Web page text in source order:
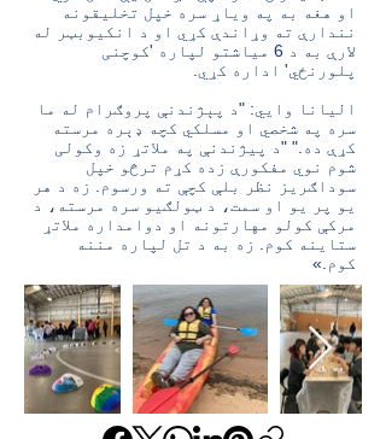
او هغه به په ویاړ سره خپل تخلیقونه
نندارې ته وړاندې کړي او د انکیوبټر له
لارې به د 6 میاشتو لپاره 'کوچنی
پلورنځي' اداره کړي.
الیانا وايي: "د پېژندنې پروګرام له ما
سره په شخصي او مسلکي کچه ډېره مرسته
کړې ده." "د پیژندنې په ملاتړ زه وکولی
شوم نوي مفکورې زده کړم ترڅو خپل
سوداګریز نظر بلې کچې ته ورسوم. زه د هر
یو پر یو او سمت، د ټولګیو سره مرسته، د
مرکې کولو مهارتونه او دوامداره ملاتړ
ستاینه کوم. زه به د تل لپاره مننه
کوم.»